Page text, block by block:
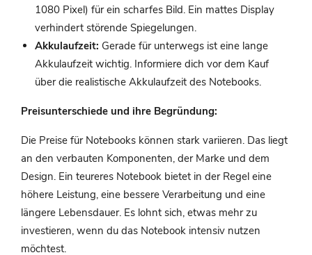
1080 Pixel) für ein scharfes Bild. Ein mattes Display
verhindert störende Spiegelungen.
Akkulaufzeit: Gerade für unterwegs ist eine lange
Akkulaufzeit wichtig. Informiere dich vor dem Kauf
über die realistische Akkulaufzeit des Notebooks.
Preisunterschiede und ihre Begründung:
Die Preise für Notebooks können stark variieren. Das liegt
an den verbauten Komponenten, der Marke und dem
Design. Ein teureres Notebook bietet in der Regel eine
höhere Leistung, eine bessere Verarbeitung und eine
längere Lebensdauer. Es lohnt sich, etwas mehr zu
investieren, wenn du das Notebook intensiv nutzen
möchtest.